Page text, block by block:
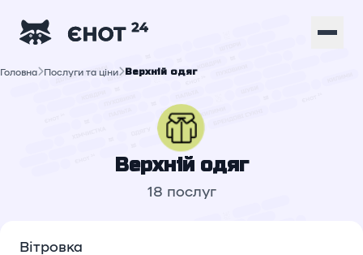
Головна Послуги та ціни Верхній oдяг
Верхній oдяг
18 послуг
Вітровка